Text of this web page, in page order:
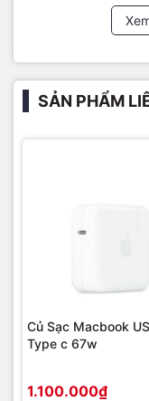
SẢN PHẨM
Củ Sạc Macbook
Type c 67w
1.100.000₫